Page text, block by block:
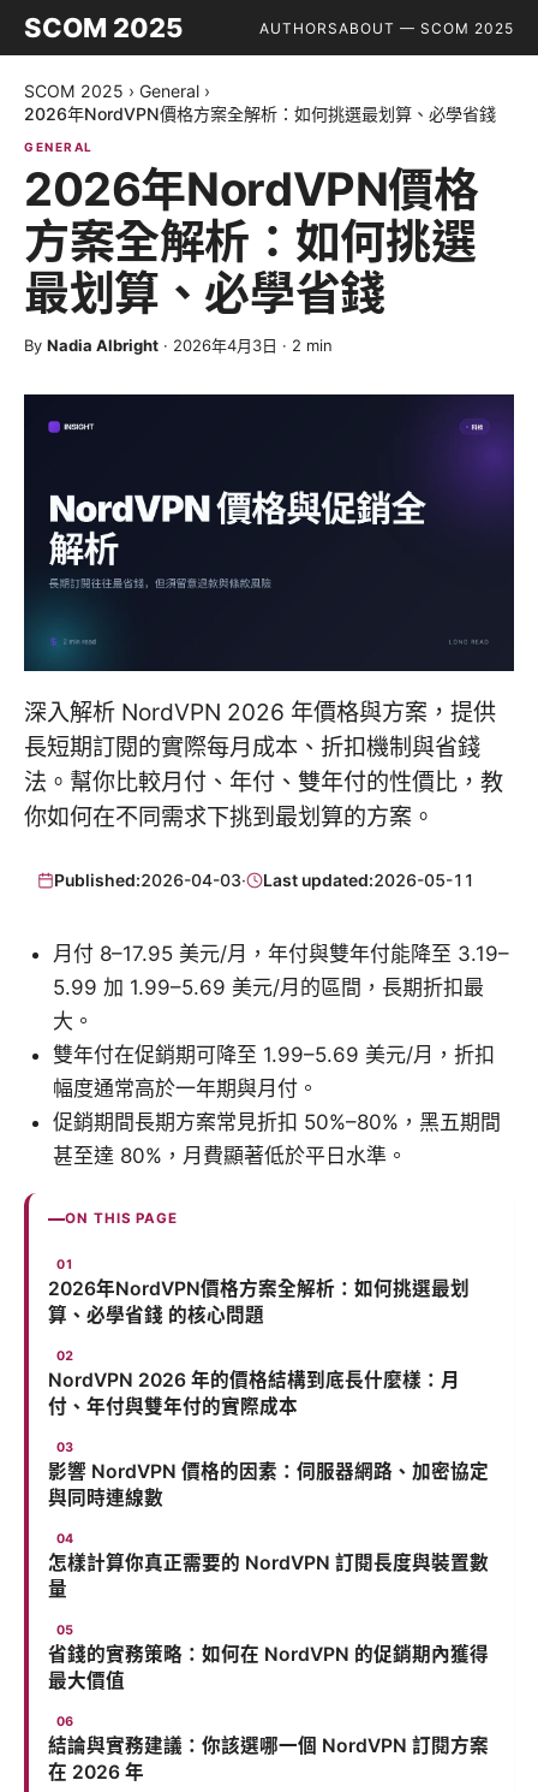
SCOM 2025 AUTHORSABOUT — SCOM 2025
SCOM 2025 › General ›
2026年NordVPN價格方案全解析：如何挑選最划算、必學省錢
GENERAL
2026年NordVPN價格
方案全解析：如何挑選
最划算、必學省錢
By Nadia Albright · 2026年4月3日 · 2 min
深入解析 NordVPN 2026 年價格與方案，提供
長短期訂閱的實際每月成本、折扣機制與省錢
法。幫你比較月付、年付、雙年付的性價比，教
你如何在不同需求下挑到最划算的方案。
Published:2026-04-03· Last updated:2026-05-11
月付 8–17.95 美元/月，年付與雙年付能降至 3.19–
5.99 加 1.99–5.69 美元/月的區間，長期折扣最
大。
雙年付在促銷期可降至 1.99–5.69 美元/月，折扣
幅度通常高於一年期與月付。
促銷期間長期方案常見折扣 50%–80%，黑五期間
甚至達 80%，月費顯著低於平日水準。
ON THIS PAGE
2026年NordVPN價格方案全解析：如何挑選最划
算、必學省錢 的核心問題
NordVPN 2026 年的價格結構到底長什麼樣：月
付、年付與雙年付的實際成本
影響 NordVPN 價格的因素：伺服器網路、加密協定
與同時連線數
怎樣計算你真正需要的 NordVPN 訂閱長度與裝置數
量
省錢的實務策略：如何在 NordVPN 的促銷期內獲得
最大價值
結論與實務建議：你該選哪一個 NordVPN 訂閱方案
在 2026 年